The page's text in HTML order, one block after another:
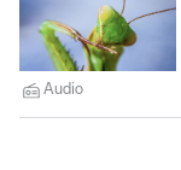
Audio